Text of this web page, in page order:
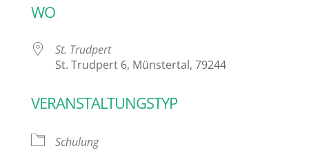
WO
St. Trudpert
St. Trudpert 6, Münstertal, 79244
VERANSTALTUNGSTYP
Schulung